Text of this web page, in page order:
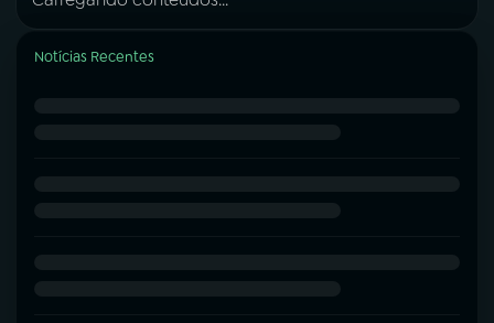
Notícias Recentes